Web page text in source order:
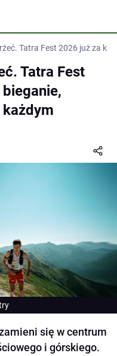
Tatra Fest 2026 już za
Tatra Fest
się w centrum
i górskiego.